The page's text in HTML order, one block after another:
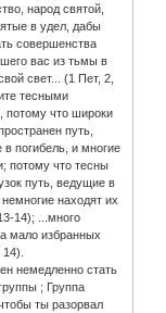
народ святой,
в удел, дабы
совершенства
вас из тьмы в
свет... (1 Пет, 2,
тесными
потому что широки
путь,
погибель, и многие
потому что тесны
путь, ведущие в
находят их
14); ...много
мало избранных
немедленно стать
; Группа
ты разорвал